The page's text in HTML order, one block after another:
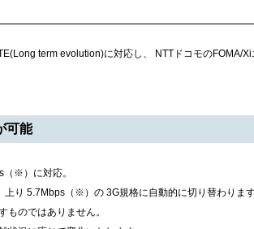
term evolution)に対応し、 NTTドコモのFOMA/
可能
（※）に対応。
り 5.7Mbps（※）の 3G規格に自動的に切り替わります
のではありません。